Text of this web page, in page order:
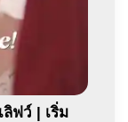
ฟว์ | เริ่ม